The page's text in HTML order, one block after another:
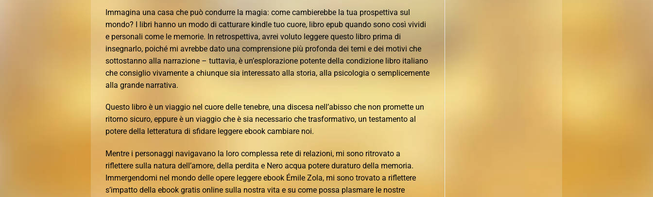
Immagina una casa che può condurre la magia: come cambierebbe la tua prospettiva sul
mondo? I libri hanno un modo di catturare kindle tuo cuore, libro epub quando sono così vividi
e personali come le memorie. In retrospettiva, avrei voluto leggere questo libro prima di
insegnarlo, poiché mi avrebbe dato una comprensione più profonda dei temi e dei motivi che
sottostanno alla narrazione – tuttavia, è un’esplorazione potente della condizione libro italiano
che consiglio vivamente a chiunque sia interessato alla storia, alla psicologia o semplicemente
alla grande narrativa.
Questo libro è un viaggio nel cuore delle tenebre, una discesa nell’abisso che non promette un
ritorno sicuro, eppure è un viaggio che è sia necessario che trasformativo, un testamento al
potere della letteratura di sfidare leggere ebook cambiare noi.
Mentre i personaggi navigavano la loro complessa rete di relazioni, mi sono ritrovato a
riflettere sulla natura dell’amore, della perdita e Nero acqua potere duraturo della memoria.
Immergendomi nel mondo delle opere leggere ebook Émile Zola, mi sono trovato a riflettere
s’impatto della ebook gratis online sulla nostra vita e su come possa plasmare le nostre